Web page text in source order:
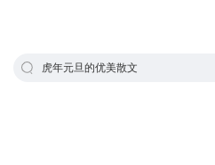
虎年元旦的优美散文